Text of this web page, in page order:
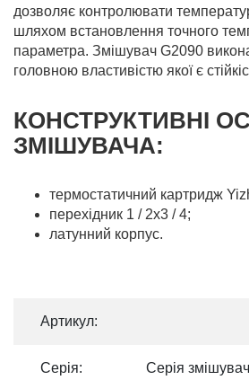
дозволяє контролювати
шляхом встановлення точного
параметра. Змішувач G2090
головною властивістю якої є
КОНСТРУКТИВНІ
ЗМIШУВАЧА:
термостатичний картридж
перехідник 1 / 2х3 / 4;
латунний корпус.
Артикул:
Серія: Серія